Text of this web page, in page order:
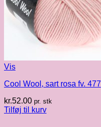
Vis
Cool Wool, sart rosa fv. 477
kr.52.00 pr. stk
Tilføj til kurv